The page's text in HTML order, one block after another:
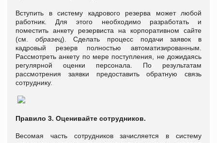
Вступить в систему кадрового резерва может любой
работник. Для этого необходимо разработать и
поместить анкету резервиста на корпоративном сайте
(см. образец). Сделать процесс подачи заявок в
кадровый резерв полностью автоматизированным.
Рассмотреть анкету по мере поступления, не дожидаясь
регулярной оценки персонала. По результатам
рассмотрения заявки предоставить обратную связь
сотруднику.
Правило 3. Оценивайте сотрудников.
Весомая часть сотрудников зачисляется в систему